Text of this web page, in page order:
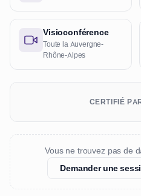
Visioconférence
Toute la Auvergne-
Rhône-Alpes
CERTIFIÉ
Vous ne trouvez pas de
Demander une